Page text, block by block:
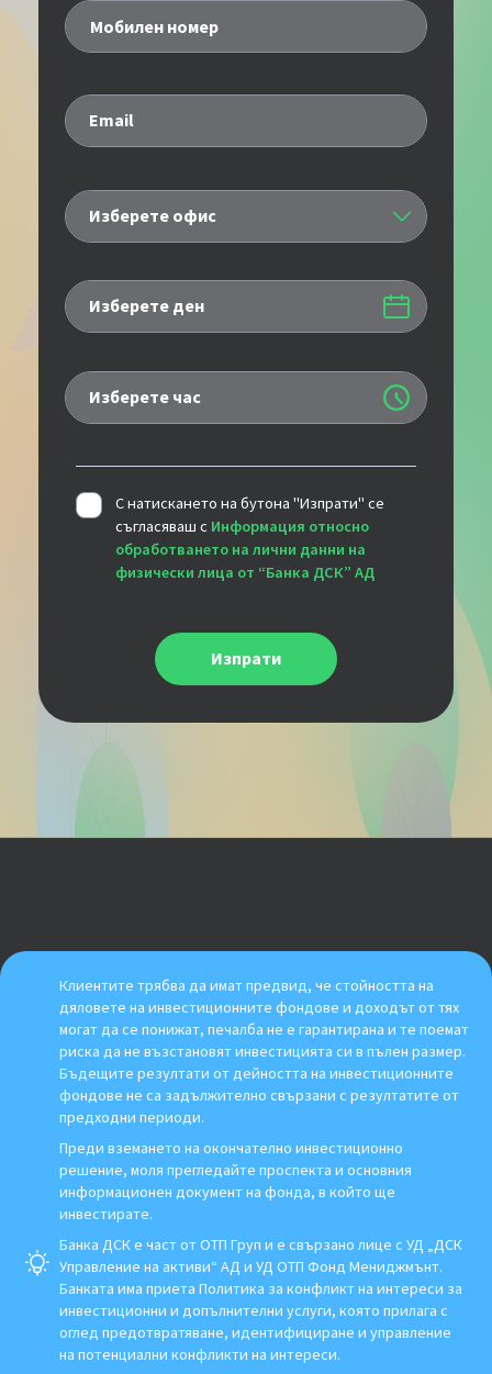
Email
Изберете офис
Изберете ден
Изберете час
С натискането на бутона "Изпрати" се
съгласяваш с Информация относно
обработването на лични данни на
физически лица от “Банка ДСК” АД
Изпрати
Клиентите трябва да имат предвид, че стойността на
дяловете на инвестиционните фондове и доходът от тях
могат да се понижат, печалба не е гарантирана и те поемат
риска да не възстановят инвестицията си в пълен размер.
Бъдещите резултати от дейността на инвестиционните
фондове не са задължително свързани с резултатите от
предходни периоди.
Преди вземането на окончателно инвестиционно
решение, моля прегледайте проспекта и основния
информационен документ на фонда, в който ще
инвестирате.
Банка ДСК е част от ОТП Груп и е свързано лице с УД „ДСК
Управление на активи“ АД и УД ОТП Фонд Мениджмънт.
Банката има приета Политика за конфликт на интереси за
инвестиционни и допълнителни услуги, която прилага с
оглед предотвратяване, идентифициране и управление
на потенциални конфликти на интереси.